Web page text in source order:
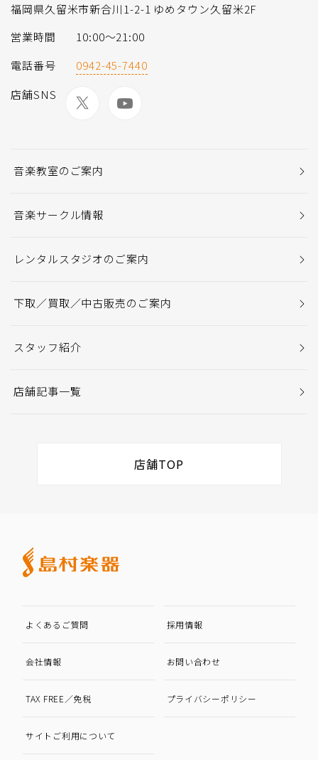
福岡県久留米市新合川1-2-1 ゆめタウン久留米2F
営業時間
10:00〜21:00
電話番号
0942-45-7440
店舗SNS
音楽教室のご案内
音楽サークル情報
レンタルスタジオのご案内
下取／買取／中古販売のご案内
スタッフ紹介
店舗記事一覧
店舗TOP
よくあるご質問 採用情報
会社情報 お問い合わせ
TAX FREE／免税 プライバシーポリシー
サイトご利用について